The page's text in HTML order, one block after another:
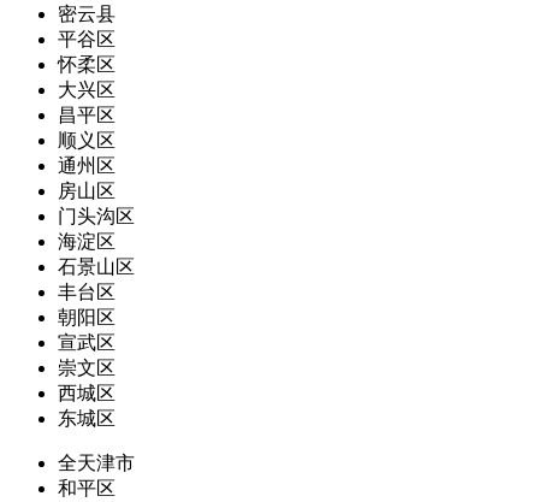
密云县
平谷区
怀柔区
大兴区
昌平区
顺义区
通州区
房山区
门头沟区
海淀区
石景山区
丰台区
朝阳区
宣武区
崇文区
西城区
东城区
全天津市
和平区